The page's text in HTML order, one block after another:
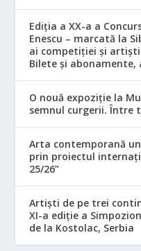
Ediția a XX-a a
Enescu – marcată la
ai competiției și
Bilete și abonamente,
O nouă expoziție la
semnul curgerii. Între
Arta contemporană
prin proiectul
25/26”
Artiști de pe trei
XI-a ediție a
de la Kostolac, Serbia